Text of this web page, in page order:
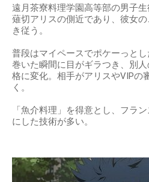
遠月茶寮料理学園高等部の男子生
薙切アリスの側近であり、彼女
き従う。
普段はマイペースでポケーっと
巻いた瞬間に目がギラつき、別
格に変化。相手がアリスやVIPの
く。
「魚介料理」を得意とし、フラ
にした技術が多い。